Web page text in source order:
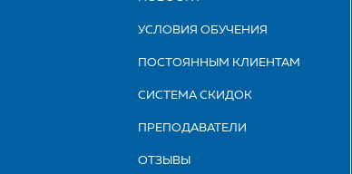
УСЛОВИЯ ОБУЧЕНИЯ
ПОСТОЯННЫМ КЛИЕНТАМ
СИСТЕМА СКИДОК
ПРЕПОДАВАТЕЛИ
ОТЗЫВЫ